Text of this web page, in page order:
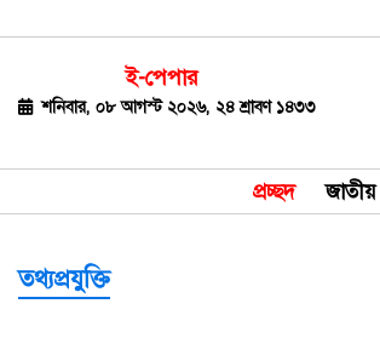
ই-পেপার
শনিবার, ০৮ আগস্ট ২০২৬, ২৪ শ্রাবণ ১৪৩৩
প্রচ্ছদ জাতীয়
জাতীয়
রাজনীতি
বিশ্ব
তথ্যপ্রযুক্তি